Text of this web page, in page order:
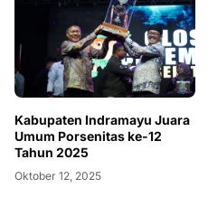
‎Kabupaten Indramayu Juara
Umum Porsenitas ke-12
Tahun 2025
Oktober 12, 2025